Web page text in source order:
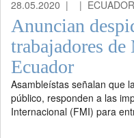
28.05.2020 | |
Anuncian
trabajadores
Ecuador
Asambleístas señalan que
público, responden a las
Internacional (FMI) para